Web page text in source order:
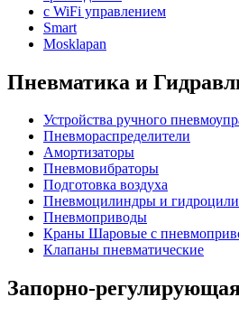
с WiFi управлением
Smart
Mosklapan
Пневматика и
Устройства ручного
Пневмораспределители
Амортизаторы
Пневмовибраторы
Подготовка воздуха
Пневмоцилиндры и
Пневмоприводы
Краны Шаровые с
Клапаны пневматические
Запорно-